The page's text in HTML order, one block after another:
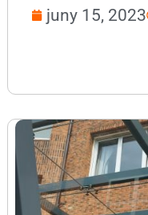
juny 15, 2023